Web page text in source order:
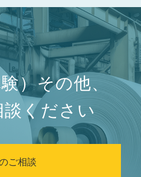
）その他、
ください
ご相談